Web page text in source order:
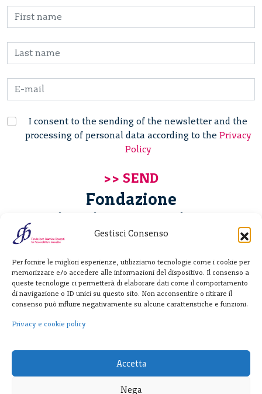
Gestisci Consenso
Per fornire le migliori esperienze, utilizziamo tecnologie come i cookie per
memorizzare e/o accedere alle informazioni del dispositivo. Il consenso a
queste tecnologie ci permetterà di elaborare dati come il comportamento
di navigazione o ID unici su questo sito. Non acconsentire o ritirare il
consenso può influire negativamente su alcune caratteristiche e funzioni.
Privacy e cookie policy
Accetta
Nega
I consent to the sending of the newsletter and the
processing of personal data according to the Privacy
Policy
Fondazione
Giannino Bassetti ETS
20122 Milano - Italia
T. +39 02 781933
F. + 39 02 76392030
info@fondazionebassetti.org
p.i. 12520270153